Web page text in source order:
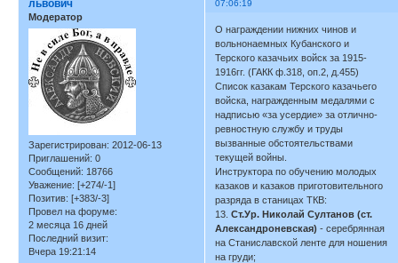
07:06:19
львович
Модератор
Зарегистрирован: 2012-06-13
Приглашений: 0
Сообщений: 18766
Уважение: [+274/-1]
Позитив: [+383/-3]
Провел на форуме:
2 месяца 16 дней
Последний визит:
Вчера 19:21:14
О награждении нижних чинов и
вольнонаемных Кубанского и
Терского казачьих войск за 1915-
1916гг. (ГАКК ф.318, оп.2, д.455)
Список казакам Терского казачьего
войска, награжденным медалями с
надписью «за усердие» за отлично-
ревностную службу и труды
вызванные обстоятельствами
текущей войны.
Инструктора по обучению молодых
казаков и казаков приготовительного
разряда в станицах ТКВ:
13.Ст.Ур. Николай Султанов (ст.
Александроневская)- серебрянная
на Станиславской ленте для ношения
на груди;